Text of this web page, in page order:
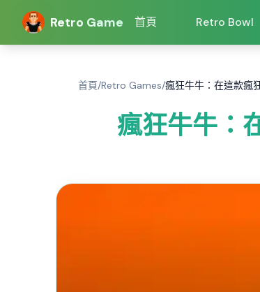
Retro Game 首頁 Retro Bowl
首頁/Retro Games/瘋狂牛牛：在這款瘋
瘋狂牛牛：